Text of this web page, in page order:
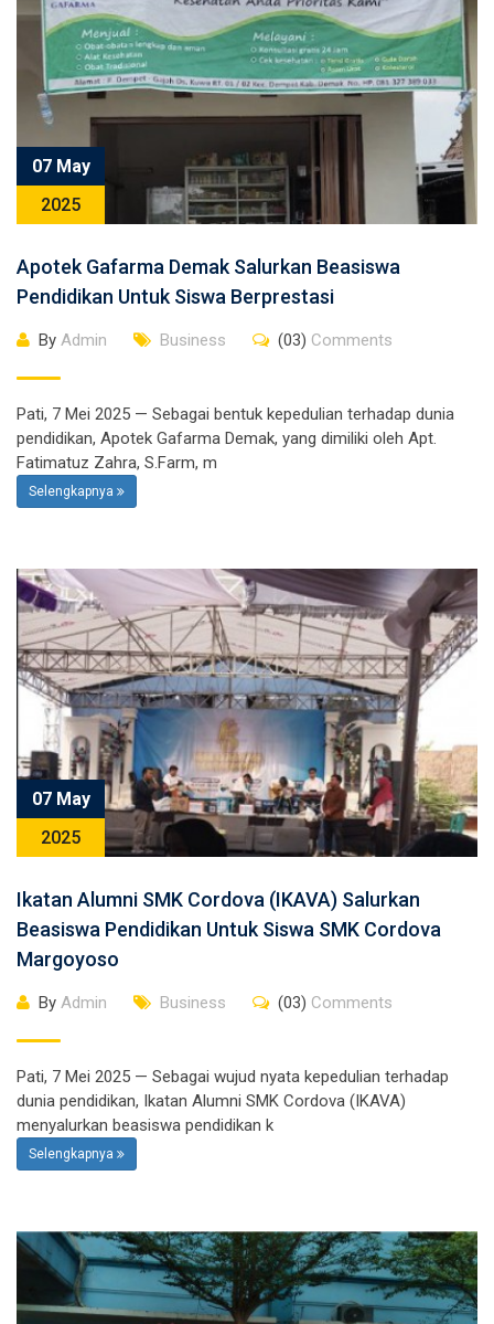
07 May
2025
Apotek Gafarma Demak Salurkan Beasiswa
Pendidikan Untuk Siswa Berprestasi
By Admin Business (03) Comments
Pati, 7 Mei 2025 — Sebagai bentuk kepedulian terhadap dunia
pendidikan, Apotek Gafarma Demak, yang dimiliki oleh Apt.
Fatimatuz Zahra, S.Farm, m
Selengkapnya
07 May
2025
Ikatan Alumni SMK Cordova (IKAVA) Salurkan
Beasiswa Pendidikan Untuk Siswa SMK Cordova
Margoyoso
By Admin Business (03) Comments
Pati, 7 Mei 2025 — Sebagai wujud nyata kepedulian terhadap
dunia pendidikan, Ikatan Alumni SMK Cordova (IKAVA)
menyalurkan beasiswa pendidikan k
Selengkapnya